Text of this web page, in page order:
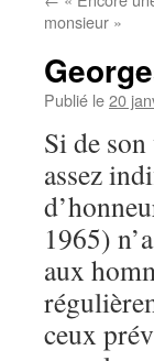
monsieur »
Publié le20
Si de
assez
1965)
aux
ceux